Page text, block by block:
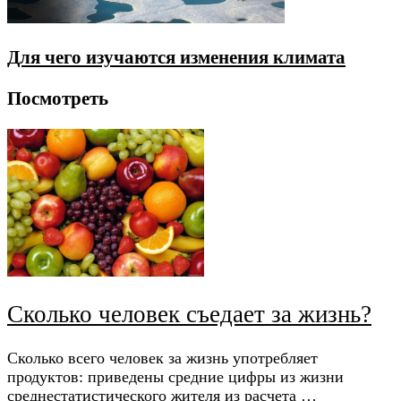
Для чего изучаются изменения климата
Посмотреть
Сколько человек съедает за жизнь?
Сколько всего человек за жизнь употребляет
продуктов: приведены средние цифры из жизни
среднестатистического жителя из расчета …